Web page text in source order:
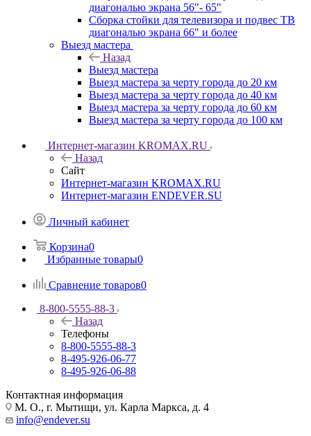
диагональю экрана 56"- 65"
Сборка стойки для телевизора и подвес ТВ
диагональю экрана 66" и более
Выезд мастера
Назад
Выезд мастера
Выезд мастера за черту города до 20 км
Выезд мастера за черту города до 40 км
Выезд мастера за черту города до 60 км
Выезд мастера за черту города до 100 км
Интернет-магазин KROMAX.RU
Назад
Сайт
Интернет-магазин KROMAX.RU
Интернет-магазин ENDEVER.SU
Личный кабинет
Корзина0
Избранные товары0
Сравнение товаров0
8-800-5555-88-3
Назад
Телефоны
8-800-5555-88-3
8-495-926-06-77
8-495-926-06-88
Контактная информация
М. О., г. Мытищи, ул. Карла Маркса, д. 4
info@endever.su